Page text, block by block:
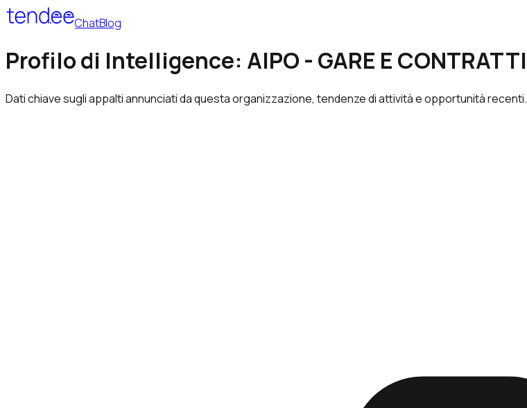
ChatBlog
Profilo di Intelligence: AIPO - GARE E CONTRATTI
Dati chiave sugli appalti annunciati da questa organizzazione, tendenze di attività e opportunità recenti.